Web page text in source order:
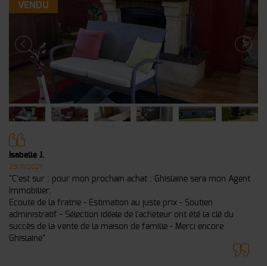
VENDU
Isabelle J.
23/11/2021
"C'est sur : pour mon prochain achat : Ghislaine sera mon Agent
Immobilier.
Ecoute de la fratrie - Estimation au juste prix - Soutien
administratif - Sélection idéale de l'acheteur ont été la clé du
succès de la vente de la maison de famille - Merci encore
Ghislaine"